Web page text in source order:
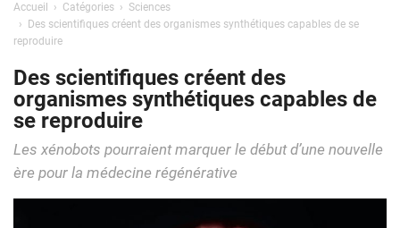
Accueil Catégories
Sciences
Des scientifiques créent des organismes synthétiques capables de se
reproduire
Des scientifiques créent des
organismes synthétiques capables de
se reproduire
Les xénobots pourraient marquer le début d’une nouvelle
ère pour la médecine régénérative